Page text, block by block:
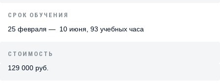
СРОК ОБУЧЕНИЯ
25 февраля — 10 июня, 93 учебных часа
СТОИМОСТЬ
129 000 руб.